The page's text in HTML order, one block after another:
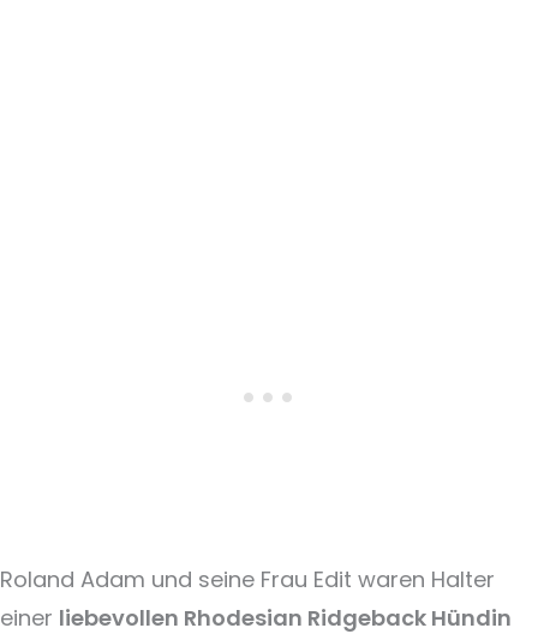
Roland Adam und seine Frau Edit waren Halter
einer liebevollen Rhodesian Ridgeback Hündin